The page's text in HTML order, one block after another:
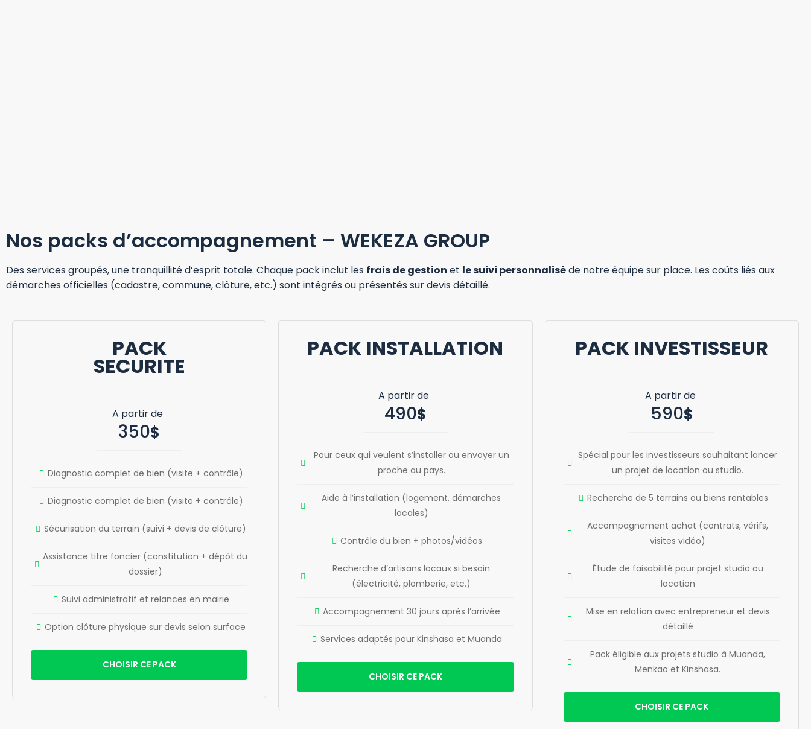
Nos packs d’accompagnement – WEKEZA GROUP
Des services groupés, une tranquillité d’esprit totale. Chaque pack inclut les frais de gestion et le suivi personnaliséde notre équipe sur place. Les coûts liés aux
démarches officielles (cadastre, commune, clôture, etc.) sont intégrés ou présentés sur devis détaillé.
PACK
SECURITE
350$
Diagnostic complet de bien (visite + contrôle)
Diagnostic complet de bien (visite + contrôle)
Sécurisation du terrain (suivi + devis de clôture)
Assistance titre foncier (constitution + dépôt du
dossier)
Suivi administratif et relances en mairie
Option clôture physique sur devis selon surface
CHOISIR CE PACK
PACK INSTALLATION
490$
Pour ceux qui veulent s’installer ou envoyer un
proche au pays.
Aide à l’installation (logement, démarches
locales)
Contrôle du bien + photos/vidéos
Recherche d’artisans locaux si besoin
(électricité, plomberie, etc.)
Accompagnement 30 jours après l’arrivée
Services adaptés pour Kinshasa et Muanda
CHOISIR CE PACK
PACK INVESTISSEUR
590$
Spécial pour les investisseurs souhaitant lancer
un projet de location ou studio.
Recherche de 5 terrains ou biens rentables
Accompagnement achat (contrats, vérifs,
visites vidéo)
Étude de faisabilité pour projet studio ou
location
Mise en relation avec entrepreneur et devis
détaillé
Pack éligible aux projets studio à Muanda,
Menkao et Kinshasa.
CHOISIR CE PACK